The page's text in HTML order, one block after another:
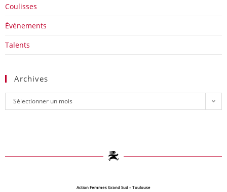
Coulisses
Événements
Talents
Archives
Sélectionner un mois
Action Femmes Grand Sud – Toulouse